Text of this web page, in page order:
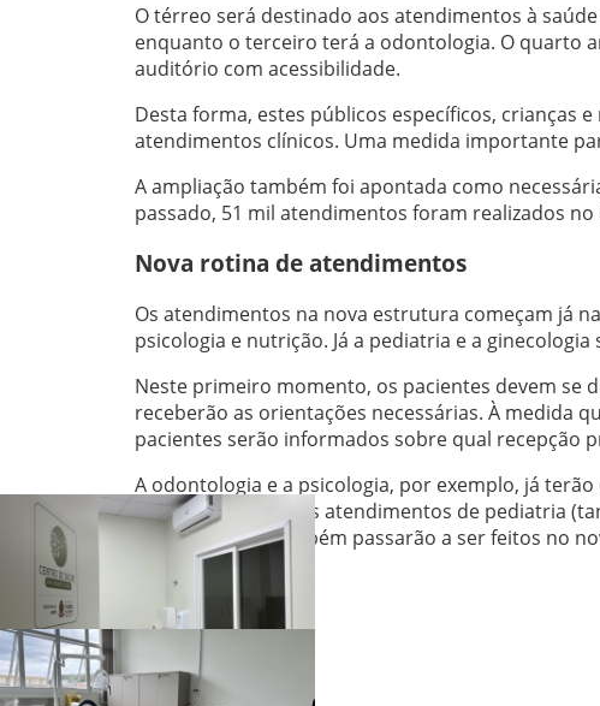
O térreo será destinado aos atendimentos à
enquanto o terceiro terá a odontologia. O quarto
auditório com acessibilidade.
Desta forma, estes públicos específicos, crianças
atendimentos clínicos. Uma medida importante
A ampliação também foi apontada como
passado, 51 mil atendimentos foram realizados
Nova rotina de atendimentos
Os atendimentos na nova estrutura começam já
psicologia e nutrição. Já a pediatria e a
Neste primeiro momento, os pacientes devem se
receberão as orientações necessárias. À medida
pacientes serão informados sobre qual recepção
A odontologia e a psicologia, por exemplo, já
estiver concluída, os atendimentos de pediatria
de ginecologia também passarão a ser feitos no
recepção atual.